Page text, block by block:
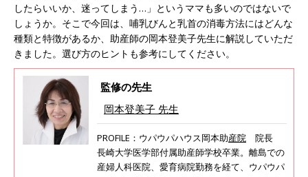
したらいいか、迷ってしまう…」というママも多いのではないで
しょうか。そこで今回は、哺乳びんと乳首の消毒方法にはどんな
種類と特徴があるか、助産師の岡本登美子先生に解説していただ
きました。選び方のヒントも参考にしてください。
監修の先生
岡本登美子 先生
PROFILE：ウパウパハウス岡本助産院 院長
長崎大学医学部付属助産師学校卒業。離島での
産婦人科医院、愛育病院勤務を経て、ウパウパ